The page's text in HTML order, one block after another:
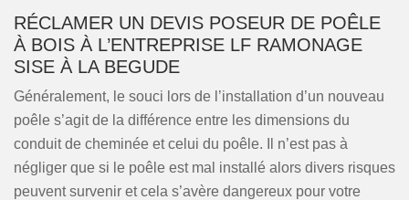
RÉCLAMER UN DEVIS POSEUR DE POÊLE
À BOIS À L’ENTREPRISE LF RAMONAGE
SISE À LA BEGUDE
Généralement, le souci lors de l’installation d’un nouveau
poêle s’agit de la différence entre les dimensions du
conduit de cheminée et celui du poêle. Il n’est pas à
négliger que si le poêle est mal installé alors divers risques
peuvent survenir et cela s’avère dangereux pour votre